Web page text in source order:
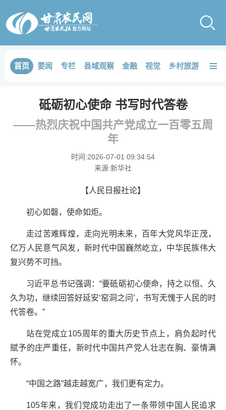
首页 要闻 专栏 县域观察 金融 视觉 乡村旅游 品鉴
≡
砥砺初心使命 书写时代答卷
——热烈庆祝中国共产党成立一百零五周
年
时间:2026-07-01 09:34:54
来源:新华社
【人民日报社论】
初心如磐，使命如炬。
走过苦难辉煌，走向光明未来，百年大党风华正茂，
亿万人民意气风发，新时代中国巍然屹立，中华民族伟大
复兴势不可挡。
习近平总书记强调：“要砥砺初心使命，持之以恒、久
久为功，继续回答好延安‘窑洞之问’，书写无愧于人民的时
代答卷。”
站在党成立105周年的重大历史节点上，肩负起时代
赋予的庄严重任，新时代中国共产党人壮志在胸、豪情满
怀。
“中国之路”越走越宽广，我们更有定力。
105年来，我们党成功走出了一条带领中国人民追求